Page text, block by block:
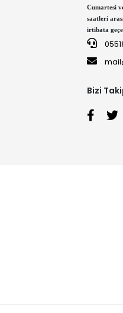
Cumartesi
saatleri
irtibata
Bizi